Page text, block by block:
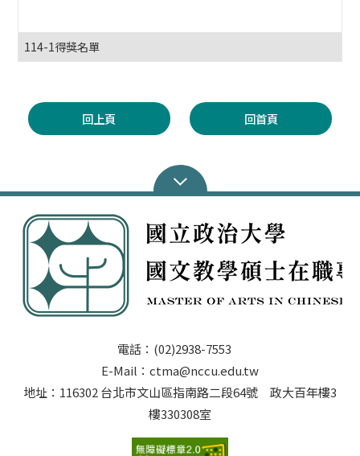
114-1得獎名單
回上頁 回首頁
電話：(02)2938-7553
E-Mail：ctma@nccu.edu.tw
地址：116302 台北市文山區指南路二段64號 政大百年樓3
樓330308室